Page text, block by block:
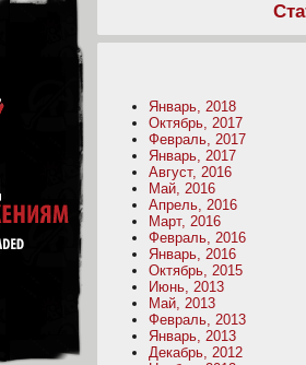
Январь, 2018
Октябрь, 2017
Февраль, 2017
Январь, 2017
Август, 2016
Май, 2016
Апрель, 2016
Март, 2016
Февраль, 2016
Январь, 2016
Октябрь, 2015
Июнь, 2013
Май, 2013
Февраль, 2013
Январь, 2013
Декабрь, 2012